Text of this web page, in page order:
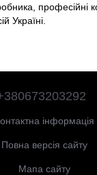
професійні
Україні.
інформація
Повна версія сайту
Мапа сайту